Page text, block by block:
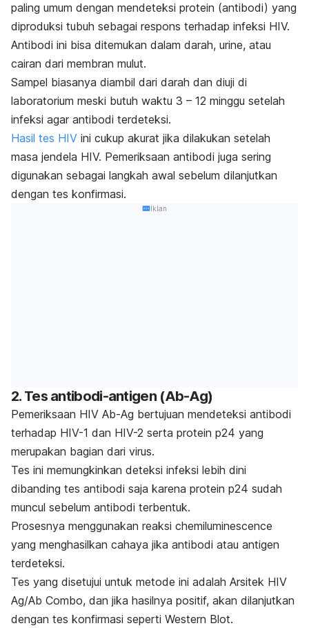
paling umum dengan mendeteksi protein (antibodi) yang
diproduksi tubuh sebagai respons terhadap infeksi HIV.
Antibodi ini bisa ditemukan dalam darah, urine, atau
cairan dari membran mulut.
Sampel biasanya diambil dari darah dan diuji di
laboratorium meski butuh waktu 3 – 12 minggu setelah
infeksi agar antibodi terdeteksi.
Hasil tes HIV ini cukup akurat jika dilakukan setelah
masa jendela HIV. Pemeriksaan antibodi juga sering
digunakan sebagai langkah awal sebelum dilanjutkan
dengan tes konfirmasi.
Iklan
2. Tes antibodi-antigen (Ab-Ag)
Pemeriksaan HIV Ab-Ag bertujuan mendeteksi antibodi
terhadap HIV-1 dan HIV-2 serta protein p24 yang
merupakan bagian dari virus.
Tes ini memungkinkan deteksi infeksi lebih dini
dibanding tes antibodi saja karena protein p24 sudah
muncul sebelum antibodi terbentuk.
Prosesnya menggunakan reaksi chemiluminescence
yang menghasilkan cahaya jika antibodi atau antigen
terdeteksi.
Tes yang disetujui untuk metode ini adalah Arsitek HIV
Ag/Ab Combo, dan jika hasilnya positif, akan dilanjutkan
dengan tes konfirmasi seperti Western Blot.